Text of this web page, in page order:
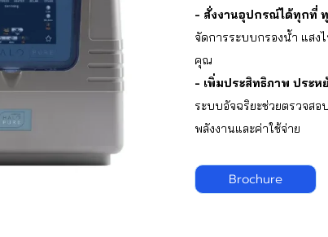
- สั่งงานอุปกรณ์ได้ทุกที่ ทุ
จัดการระบบกรองน้ำ แสง
คุณ
- เพิ่มประสิทธิภาพ ประห
ระบบอัจฉริยะช่วยตรวจส
พลังงานและค่าใช้จ่าย
Brochure